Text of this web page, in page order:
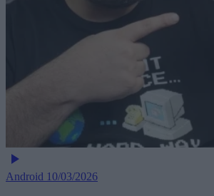
Android 10/03/2026